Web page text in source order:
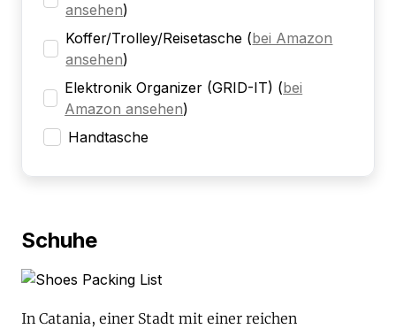
ansehen)
Koffer/Trolley/Reisetasche (bei Amazon
ansehen)
Elektronik Organizer (GRID-IT) (bei
Amazon ansehen)
Handtasche
Schuhe
In Catania, einer Stadt mit einer reichen